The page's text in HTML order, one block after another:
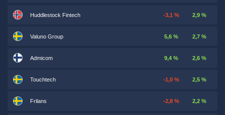
Huddlestock Fintech -3,1 % 2,9 %
Valuno Group 5,6 % 2,7 %
Admicom 9,4 % 2,6 %
Touchtech -1,0 % 2,5 %
Frilans -2,8 % 2,2 %